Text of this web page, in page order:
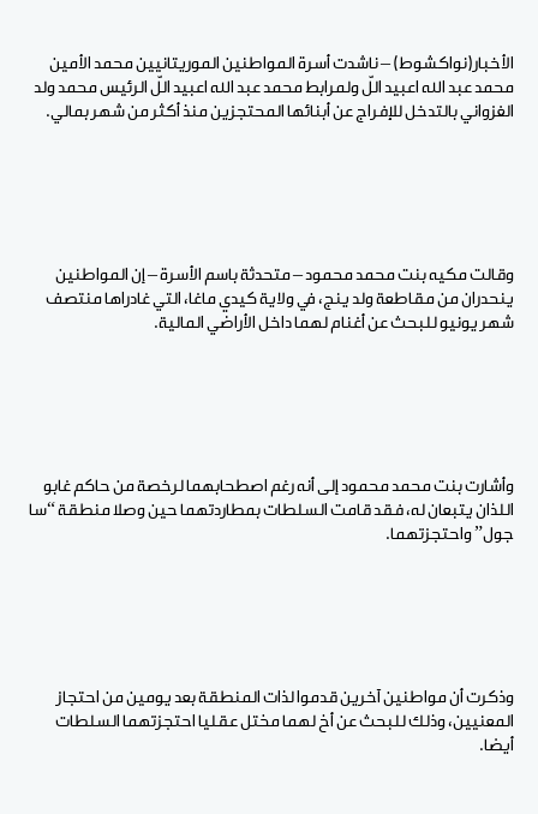
الأخبار(نواكشوط) – ناشدت أسرة المواطنين الموريتانيين محمد الأمين
محمد عبد الله اعبيد اللّ ولمرابط محمد عبد الله اعبيد اللّ الرئيس محمد ولد
الغزواني بالتدخل للإفراج عن أبنائها المحتجزين منذ أكثر من شهر بمالي.
وقالت مكيه بنت محمد محمود – متحدثة باسم الأسرة – إن المواطنين
ينحدران من مقاطعة ولد ينج، في ولاية كيدي ماغا، التي غادراها منتصف
شهر يونيو للبحث عن أغنام لهما داخل الأراضي المالية.
وأشارت بنت محمد محمود إلى أنه رغم اصطحابهما لرخصة من حاكم غابو
اللذان يتبعان له، فقد قامت السلطات بمطاردتهما حين وصلا منطقة “سا
جول” واحتجزتهما.
وذكرت أن مواطنين آخرين قدموا لذات المنطقة بعد يومين من احتجاز
المعنيين، وذلك للبحث عن أخ لهما مختل عقليا احتجزتهما السلطات
أيضا.